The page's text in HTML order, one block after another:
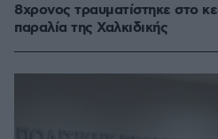
8χρονος τραυματίστηκε στο
παραλία της Χαλκιδικής